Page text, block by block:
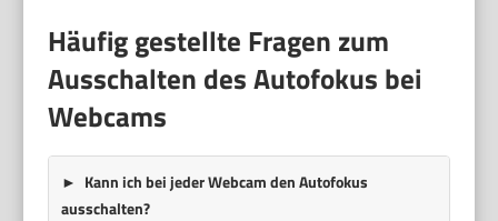
Häufig gestellte Fragen zum
Ausschalten des Autofokus bei
Webcams
Kann ich bei jeder Webcam den Autofokus
ausschalten?